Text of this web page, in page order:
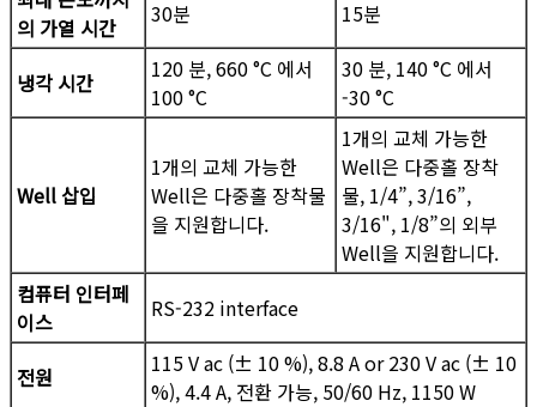
의 가열 시간
30분 15분
냉각 시간
120 분, 660 °C 에서
100 °C
30 분, 140 °C 에서
-30 °C
Well 삽입
1개의 교체 가능한
Well은 다중홀 장착물
을 지원합니다.
1개의 교체 가능한
Well은 다중홀 장착
물, 1/4”, 3/16”,
3/16", 1/8”의 외부
Well을 지원합니다.
컴퓨터 인터페
이스
RS-232 interface
전원
115 V ac (± 10 %), 8.8 A or 230 V ac (± 10
%), 4.4 A, 전환 가능, 50/60 Hz, 1150 W